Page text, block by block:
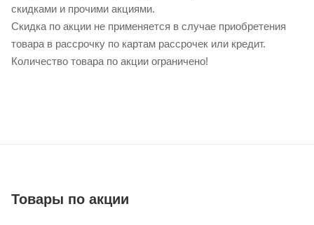
скидками и прочими акциями.
Скидка по акции не применяется в случае приобретения
товара в рассрочку по картам рассрочек или кредит.
Количество товара по акции ограничено!
Товары по акции